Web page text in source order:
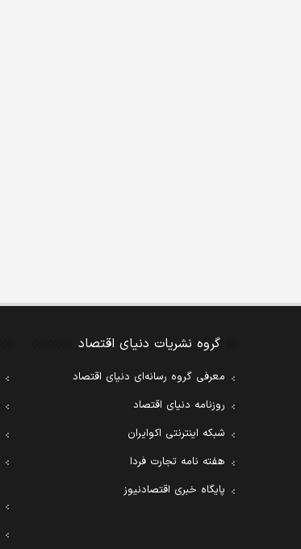
گروه نشریات دنیای اقتصاد
معرفی گروه رسانه‌ای دنیای اقتصاد
روزنامه دنیای اقتصاد
شبکه اینترنتی اکوایران
هفته نامه تجارت فردا
پایگاه خبری اقتصادنیوز